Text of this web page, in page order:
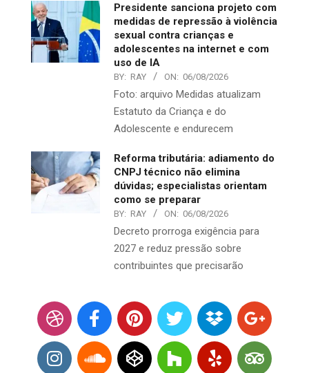
Presidente sanciona projeto com
medidas de repressão à violência
sexual contra crianças e
adolescentes na internet e com
uso de IA
BY: RAY ON: 06/08/2026
Foto: arquivo Medidas atualizam
Estatuto da Criança e do
Adolescente e endurecem
Reforma tributária: adiamento do
CNPJ técnico não elimina
dúvidas; especialistas orientam
como se preparar
BY: RAY ON: 06/08/2026
Decreto prorroga exigência para
2027 e reduz pressão sobre
contribuintes que precisarão